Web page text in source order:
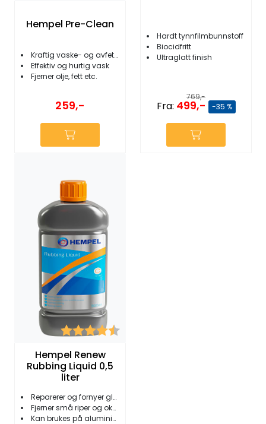
Hempel Pre-Clean
Kraftig vaske- og avfettingsmiddel
Effektiv og hurtig vask
Fjerner olje, fett etc.
259,-
Hardt tynnfilmbunnstoff
Biocidfritt
Ultraglatt finish
769,-
Fra: 499,- -35 %
Karakter:
Hempel Renew
Rubbing Liquid 0,5
liter
Reparerer og fornyer glans og farge
Fjerner små riper og oksidasjon
Kan brukes på aluminium